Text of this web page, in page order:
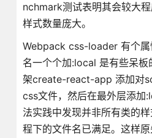
nchmark测试表明其会较大
样式数量庞大。
Webpack css-loader 有个属
名一个个加:local 是有些呆
架create-react-app 添加对
css文件，然后在最外层添
法实践中发现并非所有类的
程下的文件名已满足。这样